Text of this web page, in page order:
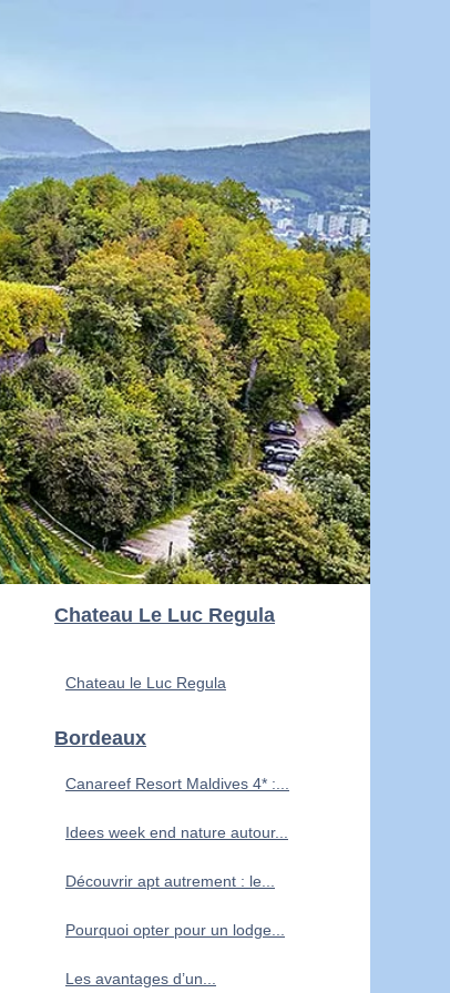
Chateau Le Luc Regula
Chateau le Luc Regula
Bordeaux
Canareef Resort Maldives 4* :...
Idees week end nature autour...
Découvrir apt autrement : le...
Pourquoi opter pour un lodge...
Les avantages d’un...